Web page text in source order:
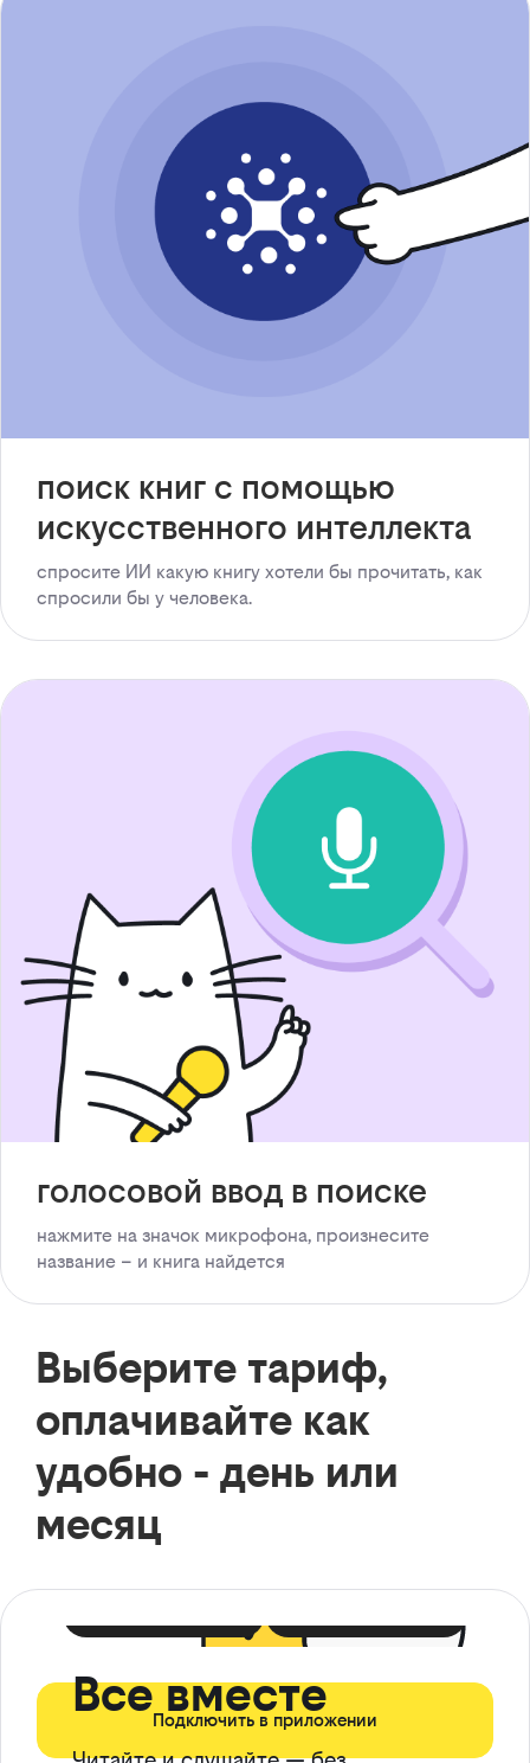
поиск книг с помощью
искусственного интеллекта
спросите ИИ какую книгу хотели бы прочитать, как
спросили бы у человека.
голосовой ввод в поиске
нажмите на значок микрофона, произнесите
название – и книга найдется
Выберите тариф,
оплачивайте как
удобно - день или
месяц
Все вместе
Подключить в приложении